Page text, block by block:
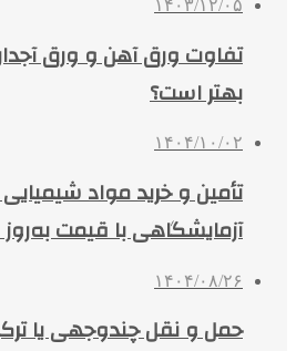
۱۴۰۳/۱۲/۰۵
تفاوت ورق آهن و ورق
بهتر است؟
۱۴۰۴/۱۰/۰۲
تأمین و خرید مواد
آزمایشگاهی با قیمت
۱۴۰۴/۰۸/۲۶
حمل و نقل چندوجهی یا